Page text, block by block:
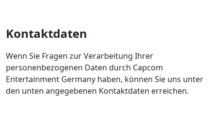
Kontaktdaten
Wenn Sie Fragen zur Verarbeitung Ihrer
personenbezogenen Daten durch Capcom
Entertainment Germany haben, können Sie uns unter
den unten angegebenen Kontaktdaten erreichen.